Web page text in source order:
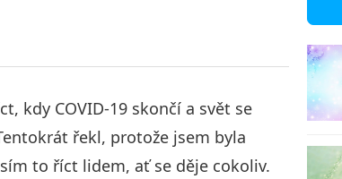
kdy COVID-19 skončí a svět se
řekl, protože jsem byla
to říct lidem, ať se děje cokoliv.
5
6